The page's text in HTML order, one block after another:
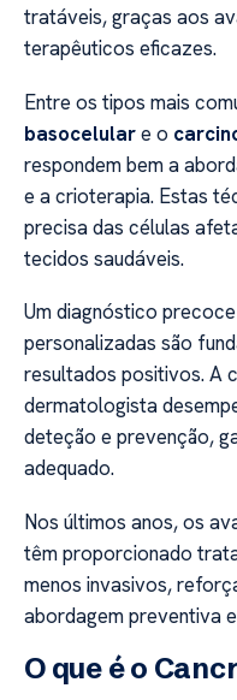
tratáveis, graças aos
terapêuticos eficazes.
Entre os tipos mais
basocelulare o
respondem bem a
e a crioterapia. Estas
precisa das células
tecidos saudáveis.
Um diagnóstico
personalizadas são
resultados positivos. A
dermatologista
deteção e prevenção,
adequado.
Nos últimos anos, os
têm proporcionado
menos invasivos,
abordagem preventiva
O que é o